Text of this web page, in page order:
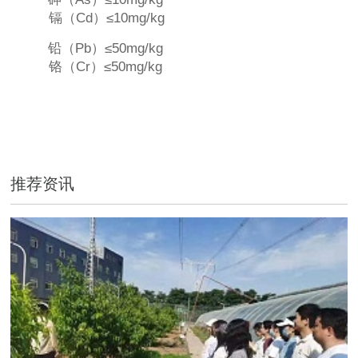
镉（Cd）≤10mg/kg
铅（Pb）≤50mg/kg
铬（Cr）≤50mg/kg
推荐资讯